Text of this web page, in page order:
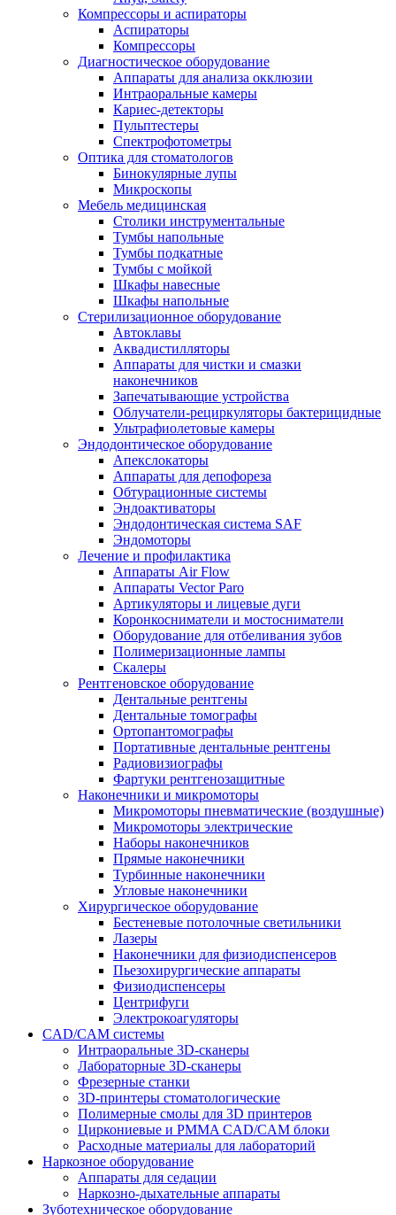
Компрессоры и аспираторы
Аспираторы
Компрессоры
Диагностическое оборудование
Аппараты для анализа окклюзии
Интраоральные камеры
Кариес-детекторы
Пульптестеры
Спектрофотометры
Оптика для стоматологов
Бинокулярные лупы
Микроскопы
Мебель медицинская
Столики инструментальные
Тумбы напольные
Тумбы подкатные
Тумбы с мойкой
Шкафы навесные
Шкафы напольные
Стерилизационное оборудование
Автоклавы
Аквадистилляторы
Аппараты для чистки и смазки
наконечников
Запечатывающие устройства
Облучатели-рециркуляторы бактерицидные
Ультрафиолетовые камеры
Эндодонтическое оборудование
Апекслокаторы
Аппараты для депофореза
Обтурационные системы
Эндоактиваторы
Эндодонтическая система SAF
Эндомоторы
Лечение и профилактика
Аппараты Air Flow
Аппараты Vector Paro
Артикуляторы и лицевые дуги
Коронкосниматели и мостосниматели
Оборудование для отбеливания зубов
Полимеризационные лампы
Скалеры
Рентгеновское оборудование
Дентальные рентгены
Дентальные томографы
Ортопантомографы
Портативные дентальные рентгены
Радиовизиографы
Фартуки рентгенозащитные
Наконечники и микромоторы
Микромоторы пневматические (воздушные)
Микромоторы электрические
Наборы наконечников
Прямые наконечники
Турбинные наконечники
Угловые наконечники
Хирургическое оборудование
Бестеневые потолочные светильники
Лазеры
Наконечники для физиодиспенсеров
Пьезохирургические аппараты
Физиодиспенсеры
Центрифуги
Электрокоагуляторы
CAD/CAM системы
Интраоральные 3D-сканеры
Лабораторные 3D-сканеры
Фрезерные станки
3D-принтеры стоматологические
Полимерные смолы для 3D принтеров
Циркониевые и PMMA CAD/CAM блоки
Расходные материалы для лабораторий
Наркозное оборудование
Аппараты для седации
Наркозно-дыхательные аппараты
Зуботехническое оборудование